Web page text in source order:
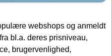
webshops og anmeldt
bl.a. deres prisniveau,
brugervenlighed,